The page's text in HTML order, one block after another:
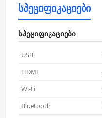
სპეციფიკაციები
სპეციფიკაციები
USB
HDMI
Wi-Fi
Bluetooth